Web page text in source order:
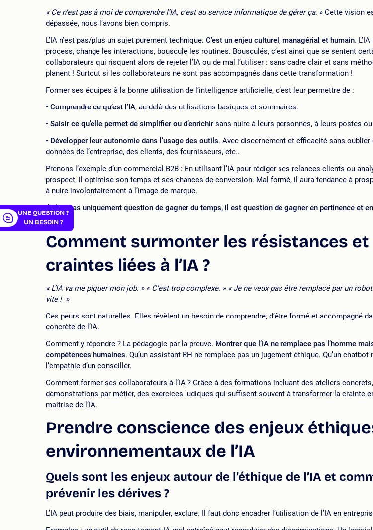
« Ce n’est pas à moi de comprendre l’IA, c’est au service informatique de gérer ça. » Cette vision
dépassée, nous l’avons bien compris.
L’IA n’est pas/plus un sujet purement technique. C’est un enjeu culturel, managérial et humain.
process, change les interactions, bouscule les routines. Bousculés, c’est ainsi que se sentent
collaborateurs qui risquent alors de rejeter l’IA ou de mal l’utiliser : sans cadre clair et sans
planent ! Surtout si les collaborateurs ne sont pas accompagnés dans cette transformation !
Former ses équipes à la bonne utilisation de l’intelligence artificielle, c’est leur permettre de :
Comprendre ce qu’est l’IA, au-delà des utilisations basiques et sommaires.
Saisir ce qu’elle permet de simplifier ou d’enrichir sans nuire à leurs personnes, à leurs postes
Développer leur autonomie dans l’usage des outils. Avec discernement et efficacité sans oublier
données de l’entreprise, des clients, des fournisseurs, etc..
Prenons l’exemple d’un commercial B2B : En utilisant l’IA pour rédiger ses relances clients ou
prospect, il optimise son temps et ses chances de conversion. Mal formé, il aura tendance à
à nuire involontairement à l’image de marque.
Il n’est pas uniquement question de gagner du temps, il est question de gagner en pertinence et
l’IA !
Comment surmonter les résistances et
craintes liées à l’IA ?
« L’IA va me piquer mon job. » « C’est trop complexe. » « Je ne veux pas être remplacé par un
vite ! »
Ces peurs sont naturelles. Elles révèlent un besoin de comprendre, d’être formé et accompagné
concrète de l’IA.
Comment y répondre ? La pédagogie par la preuve. Montrer que l’IA ne remplace pas l’homme
compétences humaines. Qu’un assistant RH ne remplace pas un jugement éthique. Qu’un chatbot
l’empathie d’un conseiller.
Comment former ses collaborateurs à l’IA ? Grâce à des formations incluant des ateliers
démonstrations par métier, des exercices ludiques qui suffisent souvent à transformer la crainte
maitrise de l’IA.
Prendre conscience des enjeux
environnementaux de l’IA
Quels sont les enjeux autour de l’éthique de l’IA et
prévenir les dérives ?
L’IA peut produire des biais, manipuler, exclure. Il faut donc encadrer l’utilisation de l’IA en
UNE QUESTION ?
UN BESOIN ?